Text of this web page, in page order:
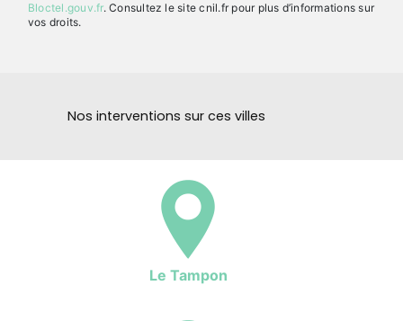
Bloctel.gouv.fr. Consultez le site cnil.fr pour plus d’informations sur
vos droits.
Nos interventions sur ces villes
Le Tampon